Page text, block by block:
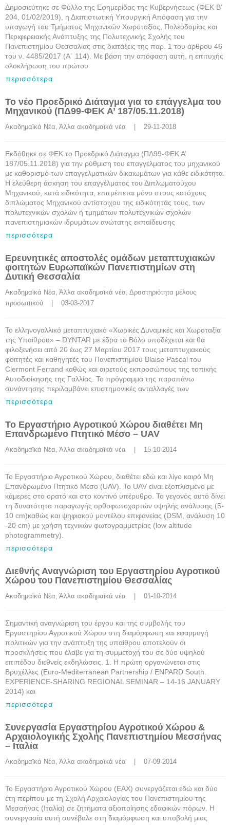
Δημοσιεύτηκε σε Φύλλο της Εφημερίδας της Κυβερνήσεως (ΦΕΚ Β’
204, 01/02/2019), η Διαπιστωτική Υπουργική Απόφαση για την
υπαγωγή του Τμήματος Μηχανικών Χωροταξίας, Πολεοδομίας και
Περιφερειακής Ανάπτυξης της Πολυτεχνικής Σχολής του
Πανεπιστημίου Θεσσαλίας στις διατάξεις της παρ. 1 του άρθρου 46
του ν. 4485/2017 (Α΄ 114). Με βάση την απόφαση αυτή, η επιτυχής
ολοκλήρωση του πρώτου
περισσότερα
Το νέο Προεδρικό Διάταγμα για το επάγγελμα του
Μηχανικού (ΠΔ99-ΦΕΚ Α’ 187/05.11.2018)
Ακαδημαϊκά Νέα, Άλλα ακαδημαϊκά νέα
    |    29-11-2018
Εκδόθηκε σε ΦΕΚ το Προεδρικό Διάταγμα (ΠΔ99-ΦΕΚ Α’
187/05.11.2018) για την ρύθμιση του επαγγέλματος του μηχανικού
με καθορισμό των επαγγελματικών δικαιωμάτων για κάθε ειδικότητα.
H ελεύθερη άσκηση του επαγγέλματος του Διπλωματούχου
Μηχανικού, κατά ειδικότητα, επιτρέπεται μόνο στους κατόχους
διπλώματος Μηχανικού αντίστοιχου της ειδικότητάς τους, των
πολυτεχνικών σχολών ή τμημάτων πολυτεχνικών σχολών
πανεπιστημιακών ιδρυμάτων ανώτατης εκπαίδευσης
περισσότερα
Ερευνητικές αποστολές ομάδων μεταπτυχιακών
φοιτητών Ευρωπαϊκών Πανεπιστημίων στη
Δυτική Θεσσαλία
Ακαδημαϊκά Νέα, Άλλα ακαδημαϊκά νέα, Δραστηριότητα μέλους
προσωπικού
    |    03-03-2017
Το ελληνογαλλικό μεταπτυχιακό «Χωρικές Δυναμικές και Χωροταξία
της Υπαίθρου» – DYNTAR με έδρα το Βόλο υποδέχεται και θα
φιλοξενήσει από 20 έως 27 Μαρτίου 2017 τους μεταπτυχιακούς
φοιτητές και καθηγητές του Πανεπιστημίου Blaise Pascal του
Clermont Ferrand καθώς και αιρετούς εκπροσώπους της τοπικής
Αυτοδιοίκησης της Γαλλίας. Το πρόγραμμα της παραπάνω
συνάντησης περιλαμβάνει επιστημονικές ανταλλαγές των
περισσότερα
Το Εργαστήριο Αγροτικού Χώρου διαθέτει Μη
Επανδρωμένο Πτητικό Μέσο – UAV
Ακαδημαϊκά Νέα, Άλλα ακαδημαϊκά νέα
    |    15-10-2014
Το Εργαστήριο Αγροτικού Χώρου, διαθέτει εδώ και λίγο καιρό Μη
Επανδρωμένο Πτητικό Μέσο (UAV). Το UAV είναι εξοπλισμένο με
κάμερες στο ορατό και στο κοντινό υπέρυθρο. Το γεγονός αυτό δίνει
τη δυνατότητα παραγωγής ορθοφωτοχαρτών υψηλής ανάλυσης (5-
10 cm)καθώς και ψηφιακού μοντέλου επιφανείας (DSM, ανάλυση 10
-20 cm) με χρήση τεχνικών φωτογραμμετρίας (low altitude
photogrammetry).
περισσότερα
Διεθνής Αναγνώριση του Εργαστηρίου Αγροτικού
Χώρου του Πανεπιστημίου Θεσσαλίας
Ακαδημαϊκά Νέα, Άλλα ακαδημαϊκά νέα
    |    01-10-2014
Σημαντική αναγνώριση του έργου και της συμβολής του
Εργαστηρίου Αγροτικού Χώρου στη διαμόρφωση και εφαρμογή
πολιτικών για την ανάπτυξη της υπαίθρου αποτελούν οι
προσκλήσεις που έλαβε για τη συμμετοχή του σε δύο υψηλού
επιπέδου διεθνείς εκδηλώσεις. 1. Η πρώτη οργανώνεται στις
Βρυχέλλες (Euro-Mediterranean Partnership / ENPARD South.
EXPERIENCE-SHARING REGIONAL SEMINAR – 14-16 JANUARY
2014) και
περισσότερα
Συνεργασία Εργαστηρίου Αγροτικού Χώρου &
Αρχαιολογικής Σχολής Πανεπιστημίου Μεσσήνας
– Ιταλία
Ακαδημαϊκά Νέα, Άλλα ακαδημαϊκά νέα
    |    07-09-2014
Το Εργαστήριο Αγροτικού Χώρου (ΕΑΧ) συνεργάζεται εδώ και δύο
έτη περίπου με τη Σχολή Αρχαιολογίας του Πανεπιστημίου της
Μεσσήνας (Ιταλία) σε ζητήματα αξιοποίησης εδαφικών πόρων. Η
συνεργασία αυτή συνέβαλε στη διαμόρφωση και υποβολή μιας